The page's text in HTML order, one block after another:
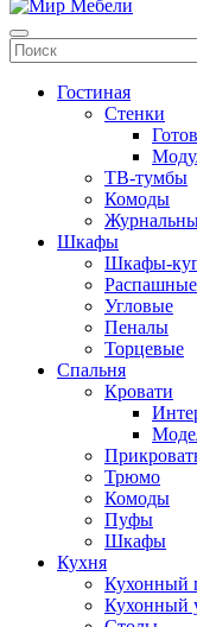
Гостиная
Стенки
ТВ-тумбы
Комоды
Шкафы
Шкафы-
Распашные
Угловые
Пеналы
Торцевые
Спальня
Кровати
Трюмо
Комоды
Пуфы
Шкафы
Кухня
Кухонный
Кухонный